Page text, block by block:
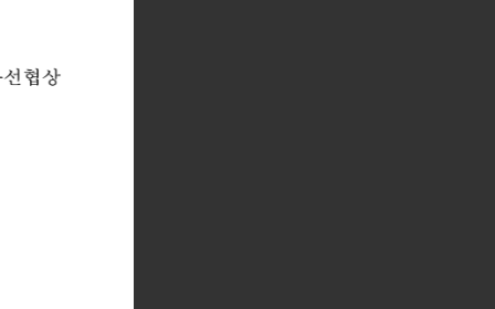
선 협상